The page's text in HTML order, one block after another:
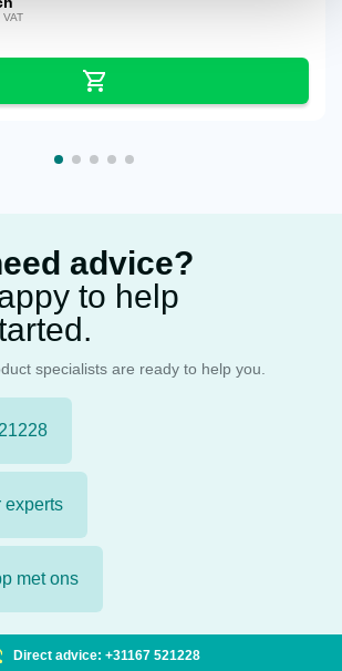
VAT
advice?
to help
specialists are ready to help you.
experts
met ons
Direct advice: +31167 521228